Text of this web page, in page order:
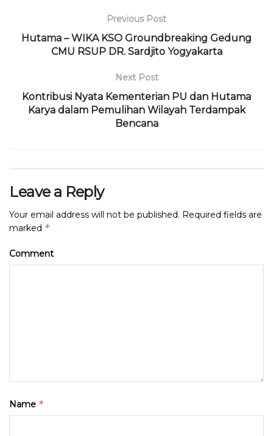
o
p
p
ra
m
d
s
Previous Post
Hutama – WIKA KSO Groundbreaking Gedung
CMU RSUP DR. Sardjito Yogyakarta
Next Post
Kontribusi Nyata Kementerian PU dan Hutama
Karya dalam Pemulihan Wilayah Terdampak
Bencana
Leave a Reply
Your email address will not be published. Required fields are
marked *
Comment
Name *